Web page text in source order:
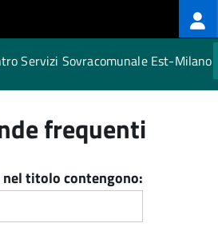
principale
Servizi Sovracomunale Est-Milano
frequenti
nel titolo contengono: